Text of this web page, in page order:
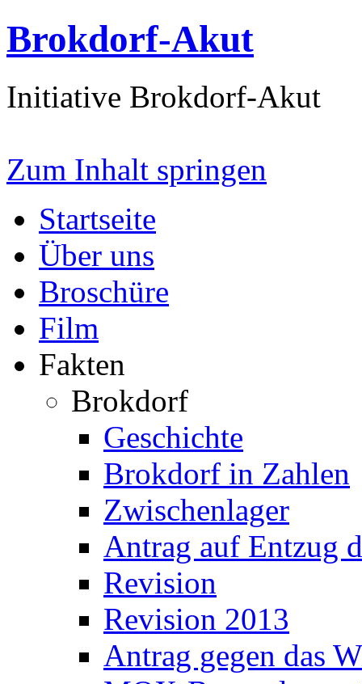
Brokdorf-Akut
Initiative Brokdorf-Akut
Zum Inhalt springen
Startseite
Über uns
Broschüre
Film
Fakten
Brokdorf
Geschichte
Brokdorf in Zahlen
Zwischenlager
Antrag auf Entzug
Revision
Revision 2013
Antrag gegen das